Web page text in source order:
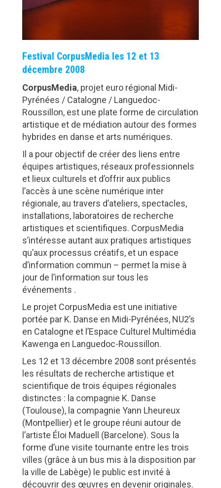
Festival CorpusMedia les 12 et 13
décembre 2008
CorpusMedia, projet euro régional Midi-
Pyrénées / Catalogne / Languedoc-
Roussillon, est une plate forme de circulation
artistique et de médiation autour des formes
hybrides en danse et arts numériques.
Il a pour objectif de créer des liens entre
équipes artistiques, réseaux professionnels
et lieux culturels et d’offrir aux publics
l’accès à une scène numérique inter
régionale, au travers d’ateliers, spectacles,
installations, laboratoires de recherche
artistiques et scientifiques. CorpusMedia
s’intéresse autant aux pratiques artistiques
qu’aux processus créatifs, et un espace
d’information commun – permet la mise à
jour de l’information sur tous les
événements .
Le projet CorpusMedia est une initiative
portée par K. Danse en Midi-Pyrénées, NU2’s
en Catalogne et l’Espace Culturel Multimédia
Kawenga en Languedoc-Roussillon.
Les 12 et 13 décembre 2008 sont présentés
les résultats de recherche artistique et
scientifique de trois équipes régionales
distinctes : la compagnie K. Danse
(Toulouse), la compagnie Yann Lheureux
(Montpellier) et le groupe réuni autour de
l’artiste Éloi Maduell (Barcelone). Sous la
forme d’une visite tournante entre les trois
villes (grâce à un bus mis à la disposition par
la ville de Labège) le public est invité à
découvrir des œuvres en devenir originales.